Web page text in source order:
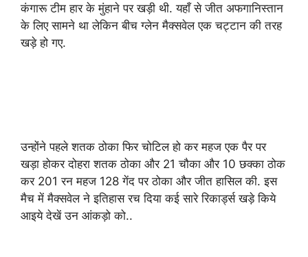
कंगारू टीम हार के मुंहाने पर खड़ी थी. यहाँ से जीत अफगानिस्तान
के लिए सामने था लेकिन बीच ग्लेन मैक्सवेल एक चट्टान की तरह
खड़े हो गए.
उन्होंने पहले शतक ठोका फिर चोटिल हो कर महज एक पैर पर
खड़ा होकर दोहरा शतक ठोका और 21 चौका और 10 छक्का ठोक
कर 201 रन महज 128 गेंद पर ठोका और जीत हासिल की. इस
मैच में मैक्सवेल ने इतिहास रच दिया कई सारे रिकार्ड्स खड़े किये
आइये देखें उन आंकड़ो को..